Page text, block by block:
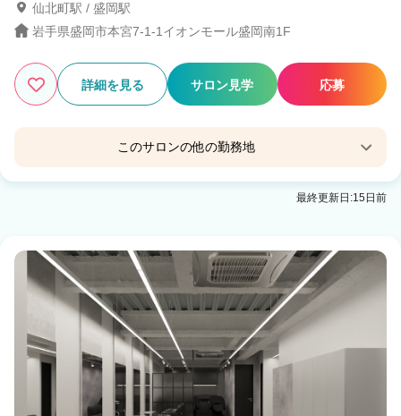
仙北町駅 / 盛岡駅
岩手県盛岡市本宮7-1-1イオンモール盛岡南1F
詳細を見る サロン見学 応募
このサロンの他の勤務地
QBハウスイオンモール盛岡店
最終更新日:15日前